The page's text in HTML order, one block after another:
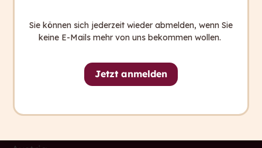
+ 43 316 393 449
office@capito.eu
Heinrichstraße 145
Sie können sich jederzeit wieder abmelden, wenn Sie
keine E-Mails mehr von uns bekommen wollen.
Jetzt anmelden